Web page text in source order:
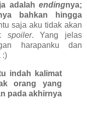
adalah endingnya;
bahkan hingga
saja aku tidak akan
spoiler. Yang jelas
harapanku dan
:)
indah kalimat
orang yang
pada akhirnya